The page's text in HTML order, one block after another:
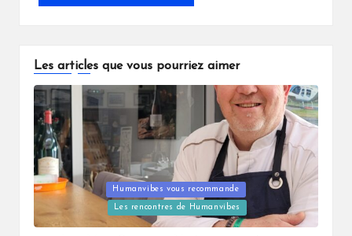
Les articles que vous pourriez aimer
Posted
Humanvibes vous recommande
Les rencontres de Humanvibes